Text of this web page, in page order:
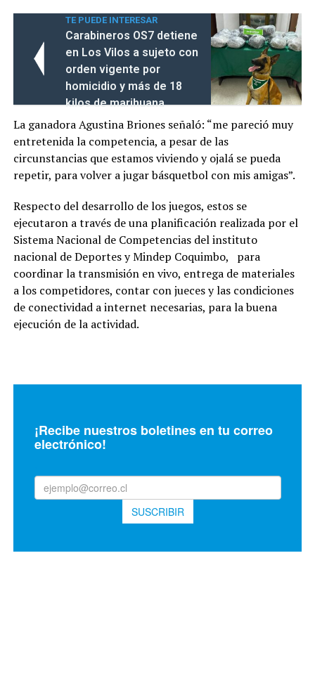
TE PUEDE INTERESAR
Carabineros OS7 detiene
en Los Vilos a sujeto con
orden vigente por
homicidio y más de 18
kilos de marihuana
La ganadora Agustina Briones señaló: “me pareció muy
entretenida la competencia, a pesar de las
circunstancias que estamos viviendo y ojalá se pueda
repetir, para volver a jugar básquetbol con mis amigas”.
Respecto del desarrollo de los juegos, estos se
ejecutaron a través de una planificación realizada por el
Sistema Nacional de Competencias del instituto
nacional de Deportes y Mindep Coquimbo, para
coordinar la transmisión en vivo, entrega de materiales
a los competidores, contar con jueces y las condiciones
de conectividad a internet necesarias, para la buena
ejecución de la actividad.